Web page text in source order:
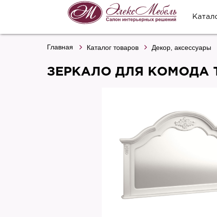
Главная Каталог товаров Декор, аксессуары
ЗЕРКАЛО ДЛЯ КОМОДА